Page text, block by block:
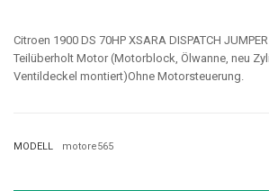
Citroen 1900 DS 70HP XSARA DISPATCH
Teilüberholt Motor (Motorblock, Ölwanne, neu
Ventildeckel montiert)Ohne Motorsteuerung.
MODELL motore565